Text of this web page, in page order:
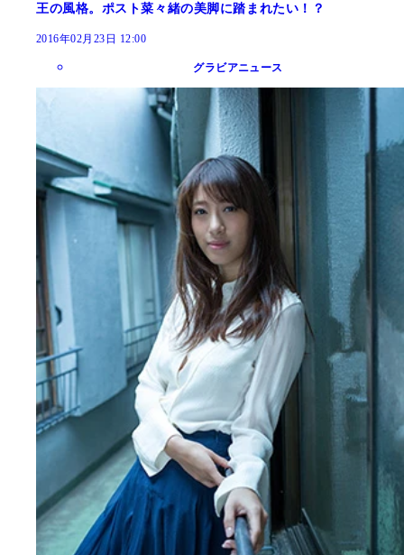
王の風格。ポスト菜々緒の美脚に踏まれたい！？
2016年02月23日 12:00
グラビアニュース